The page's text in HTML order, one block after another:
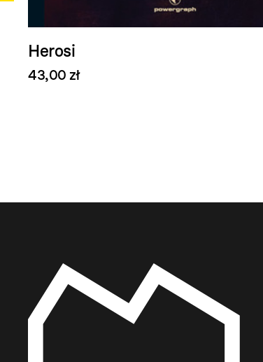
Herosi
43,00 zł